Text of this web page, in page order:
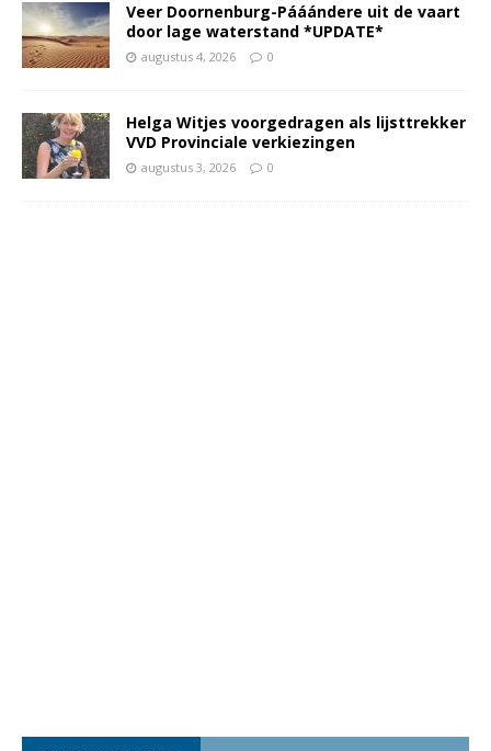
Veer Doornenburg-Pááándere uit de vaart
door lage waterstand *UPDATE*
augustus 4, 2026 0
Helga Witjes voorgedragen als lijsttrekker
VVD Provinciale verkiezingen
augustus 3, 2026 0